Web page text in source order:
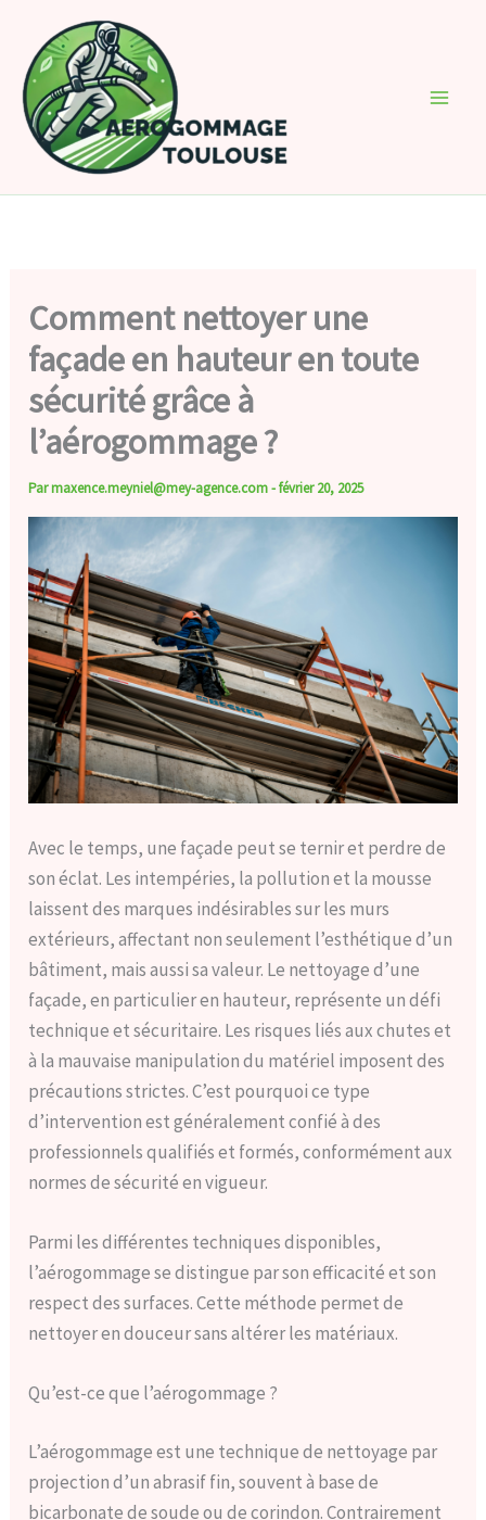
contenu
Comment nettoyer une
façade en hauteur en toute
sécurité grâce à
l’aérogommage ?
Parmaxence.meyniel@mey-agence.com-février 20, 2025
Avec le temps, une façade peut se ternir et perdre de
son éclat. Les intempéries, la pollution et la mousse
laissent des marques indésirables sur les murs
extérieurs, affectant non seulement l’esthétique d’un
bâtiment, mais aussi sa valeur. Le nettoyage d’une
façade, en particulier en hauteur, représente un défi
technique et sécuritaire. Les risques liés aux chutes et
à la mauvaise manipulation du matériel imposent des
précautions strictes. C’est pourquoi ce type
d’intervention est généralement confié à des
professionnels qualifiés et formés, conformément aux
normes de sécurité en vigueur.
Parmi les différentes techniques disponibles,
l’aérogommage se distingue par son efficacité et son
respect des surfaces. Cette méthode permet de
nettoyer en douceur sans altérer les matériaux.
Qu’est-ce que l’aérogommage ?
L’aérogommage est une technique de nettoyage par
projection d’un abrasif fin, souvent à base de
bicarbonate de soude ou de corindon. Contrairement